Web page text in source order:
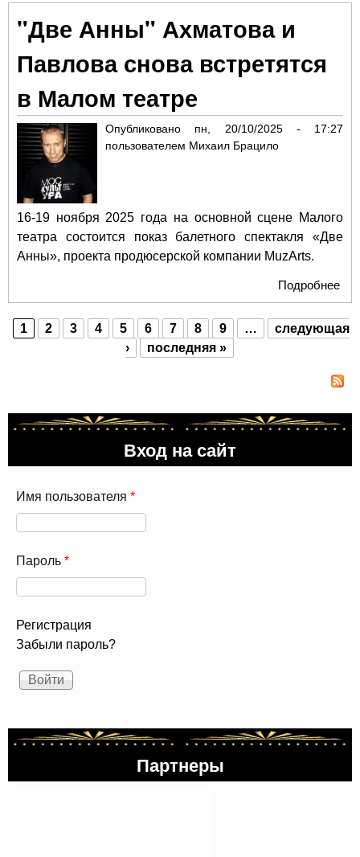
в
"Две Анны" Ахматова и
Павлова снова встретятся
в Малом театре
Опубликовано пн, 20/10/2025 - 17:27
пользователем Михаил Брацило
16-19 ноября 2025 года на основной сцене Малого
театра состоится показ балетного спектакля «Две
Анны», проекта продюсерской компании MuzArts.
Подробнее
и
в
Страницы
1 2 3 4 5 6 7 8 9 …
следующая
›
последняя »
Вход на сайт
Имя пользователя *
Пароль *
Регистрация
Забыли пароль?
Партнеры